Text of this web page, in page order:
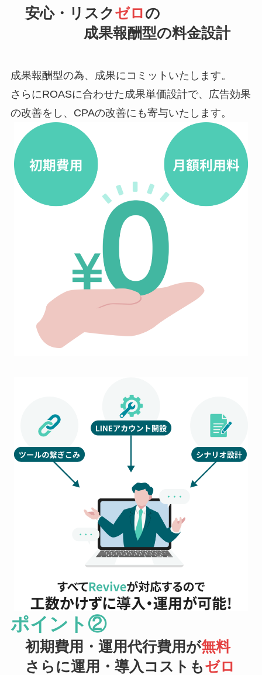
安心・リスクゼロの
成果報酬型の料金設計
成果報酬型の為、成果にコミットいたします。
さらにROASに合わせた成果単価設計で、広告効果
の改善をし、CPAの改善にも寄与いたします。
ポイント②
初期費用・運用代行費用が無料
さらに運用・導入コストもゼロ